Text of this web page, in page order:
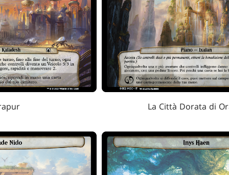
La Città Dorata di